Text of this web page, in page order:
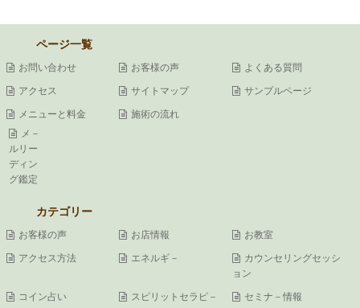
ページ一覧
お問い合わせ お客様の声 よくある質問
アクセス サイトマップ サンプルページ
メニューと料金
メ－
ルリー
ディン
グ鑑定
施術の流れ
カテゴリー
お客様の声 お店情報 お教室
アクセス方法 エネルギ－
カウンセリングセッシ
ョン
コイン占い スピリットセラピ－ セミナ－情報